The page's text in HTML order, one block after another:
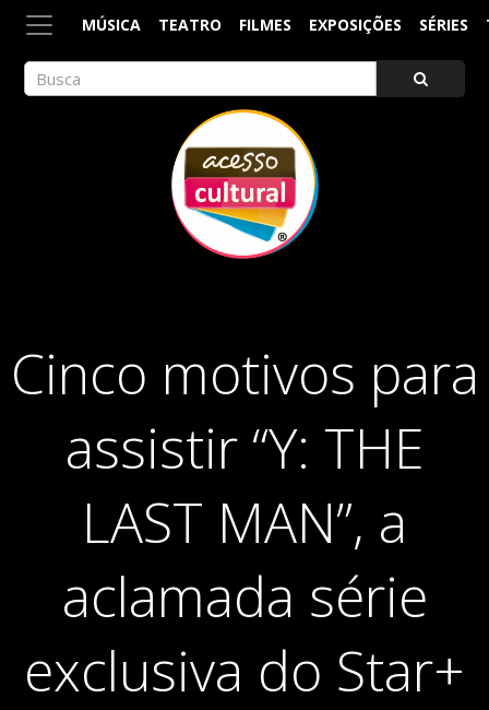
MÚSICA TEATRO FILMES EXPOSIÇÕES SÉRIES
Cinco motivos para
assistir “Y: THE
LAST MAN”, a
aclamada série
exclusiva do Star+